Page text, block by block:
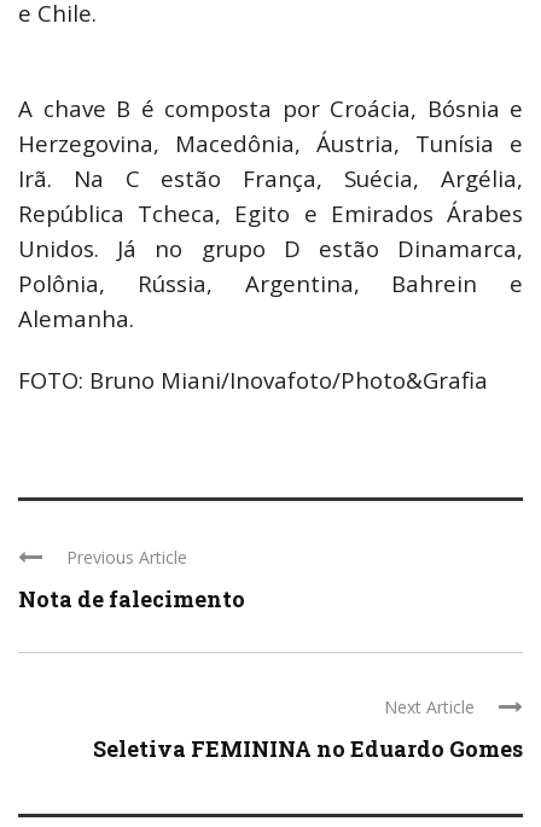
e Chile.
A chave B é composta por Croácia, Bósnia e
Herzegovina, Macedônia, Áustria, Tunísia e
Irã. Na C estão França, Suécia, Argélia,
República Tcheca, Egito e Emirados Árabes
Unidos. Já no grupo D estão Dinamarca,
Polônia, Rússia, Argentina, Bahrein e
Alemanha.
FOTO: Bruno Miani/Inovafoto/Photo&Grafia
Previous Article
Nota de falecimento
Next Article
Seletiva FEMININA no Eduardo Gomes